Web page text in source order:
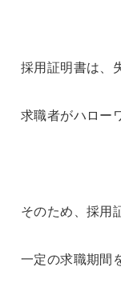
採用証明書は、
求職者がハロー
そのため、採用
一定の求職期間